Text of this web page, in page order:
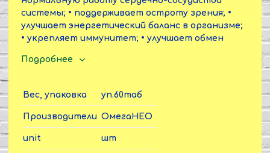
системы; • поддерживает остроту зрения; •
улучшает энергетический баланс в организме;
• укрепляет иммунитет; • улучшает обмен
привычки; • поддерживает активный образ
Подробнее
Вес, упаковка уп.60таб
Производители ОмегаНЕО
unit шт